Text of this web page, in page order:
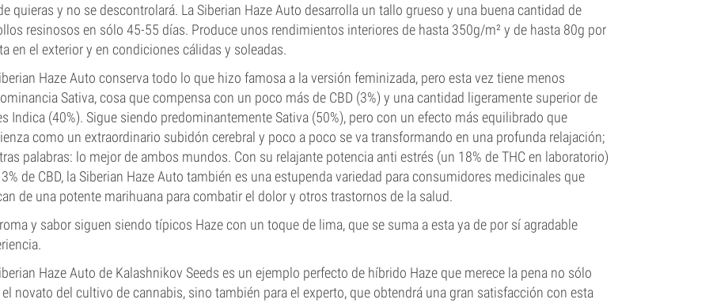
quieras y no se descontrolará. La Siberian Haze Auto desarrolla un tallo grueso y una buena cantidad de
resinosos en sólo 45-55 días. Produce unos rendimientos interiores de hasta 350g/m² y de hasta 80g por
en el exterior y en condiciones cálidas y soleadas.
Haze Auto conserva todo lo que hizo famosa a la versión feminizada, pero esta vez tiene menos
Sativa, cosa que compensa con un poco más de CBD (3%) y una cantidad ligeramente superior de
Indica (40%). Sigue siendo predominantemente Sativa (50%), pero con un efecto más equilibrado que
como un extraordinario subidón cerebral y poco a poco se va transformando en una profunda relajación;
palabras: lo mejor de ambos mundos. Con su relajante potencia anti estrés (un 18% de THC en laboratorio)
de CBD, la Siberian Haze Auto también es una estupenda variedad para consumidores medicinales que
de una potente marihuana para combatir el dolor y otros trastornos de la salud.
y sabor siguen siendo típicos Haze con un toque de lima, que se suma a esta ya de por sí agradable
Haze Auto de Kalashnikov Seeds es un ejemplo perfecto de híbrido Haze que merece la pena no sólo
el novato del cultivo de cannabis, sino también para el experto, que obtendrá una gran satisfacción con esta